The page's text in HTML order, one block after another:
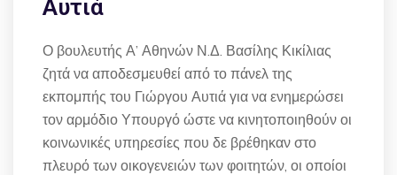
Αυτιά
Ο βουλευτής Α’ Αθηνών Ν.Δ. Βασίλης Κικίλιας
ζητά να αποδεσμευθεί από το πάνελ της
εκπομπής του Γιώργου Αυτιά για να ενημερώσει
τον αρμόδιο Υπουργό ώστε να κινητοποιηθούν οι
κοινωνικές υπηρεσίες που δε βρέθηκαν στο
πλευρό των οικογενειών των φοιτητών, οι οποίοι